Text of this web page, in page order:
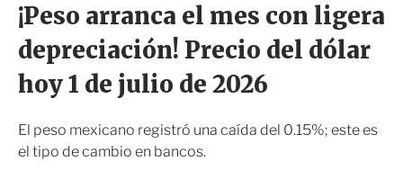
a
ó
i
o
r
¡Peso arranca el mes con ligera
depreciación! Precio del dólar
hoy 1 de julio de 2026
El peso mexicano registró una caída del 0.15%; este es
el tipo de cambio en bancos.